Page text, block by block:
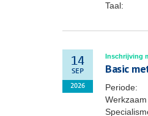
Taal:
14
SEP
2026
Inschrijving
Basic
Periode: